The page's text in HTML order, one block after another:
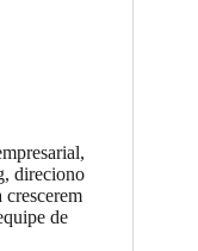
direciono
crescerem
de